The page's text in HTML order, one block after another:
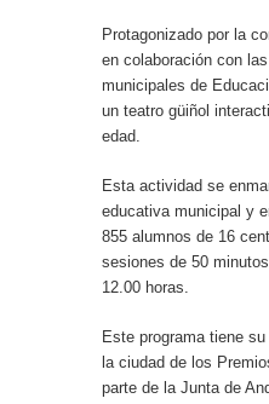
Protagonizado por la
en colaboración con
municipales de
un teatro güiñol
edad.
Esta actividad se
educativa municipal y
855 alumnos de 16
sesiones de 50
12.00 horas.
Este programa tiene
la ciudad de los
parte de la Junta de